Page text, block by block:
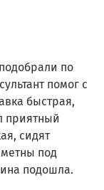
по
помог с
быстрая,
приятный
сидят
под
подошла.